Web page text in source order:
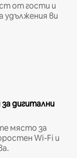
от гости и
удължения ви
дигитални
място за
Wi-Fi и